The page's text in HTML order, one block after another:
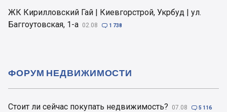
ЖК Кирилловский Гай | Киевгорстрой, Укрбуд | ул.
Баггоутовская, 1-а 02.08  1 738
Стоит ли сейчас покупать недвижимость? 07.08  5 116
ФОРУМ НЕДВИЖИМОСТИ